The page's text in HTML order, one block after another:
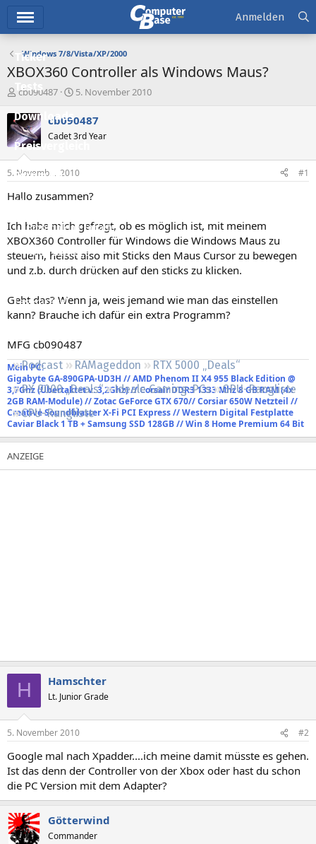
Ticker
Tests
Downloads
Preisvergleich
Forum
Aktuelles
Empfohlene Inhalte
Neue Beiträge
Neueste Aktivitäten
Leserartikel
Podcast RAMageddon
RTX 5000 „Deals“
RX 9000 „Deals“
Ideale Gaming-PCs
GPU-Rangliste
CPU-Rangliste
Anmelden
Windows 7/8/Vista/XP/2000
XBOX360 Controller als Windows Maus?
E
s
t
e
l
e
r
cb090487
E
s
e
l
t
a
5. November 2010
cb090487
Cadet 3rd Year
5. November 2010 #1
Hallo zusammen?
Ich habe mich gefragt, ob es möglich ist, mit meinem
XBOX360 Controller für Windows die Windows Maus zu
steuern, heisst also mit Sticks den Maus Cursor zu bewegen
und z.b. durch drücken auf den sticks zu klicken.
Geht das? Wenn ja, weis jemand wie man das einstellen
kann? Brauche ich dafür ein extra Programm?
MFG cb090487
Mein PC:
Gigabyte GA-890GPA-UD3H // AMD Phenom II X4 955 Black Edition @
3,7Ghz (Übertaktet v. 3,2Ghz) // Corsair DDR3 1333 Mhz 8 GB RAM (4x
2GB RAM-Module) // Zotac GeForce GTX 670// Corsiar 650W Netzteil //
Creative Soundblaster X-Fi PCI Express // Western Digital Festplatte
Caviar Black 1 TB + Samsung SSD 128GB // Win 8 Home Premium 64 Bit
H Hamschter
Lt. Junior Grade
5. November 2010 #2
Google mal nach Xpadder....ich meine damit müsste es gehen.
Ist das denn der Controller von der Xbox oder hast du schon
die PC Version mit dem Adapter?
Götterwind
Commander